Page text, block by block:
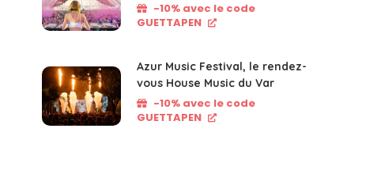
-10% avec le code
GUETTAPEN
Azur Music Festival, le rendez-
vous House Music du Var
-10% avec le code
GUETTAPEN